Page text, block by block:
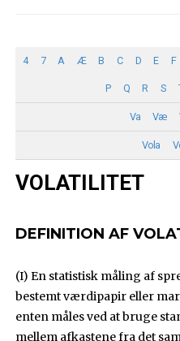
4 7 A Æ B C D E F
P Q R S
Va Væ
Vola
VOLATILITET
DEFINITION AF
(I) En statistisk måling af
bestemt værdipapir eller
enten måles ved at bruge
mellem afkastene fra det